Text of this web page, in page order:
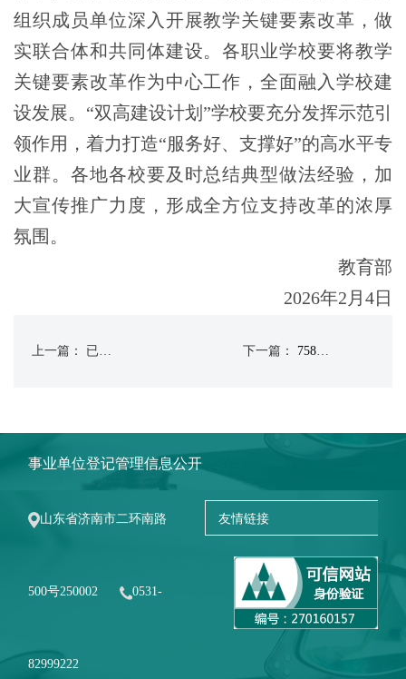
组织成员单位深入开展教学关键要素改革，做
实联合体和共同体建设。各职业学校要将教学
关键要素改革作为中心工作，全面融入学校建
设发展。“双高建设计划”学校要充分发挥示范引
领作用，着力打造“服务好、支撑好”的高水平专
业群。各地各校要及时总结典型做法经验，加
大宣传推广力度，形成全方位支持改革的浓厚
氛围。
教育部
2026年2月4日
下一篇： 758项新版职业教育专业教学标准发布
事业单位登记管理信息公开
山东省济南市二环南路
500号250002 0531-
82999222